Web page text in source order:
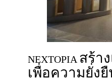
NEXTOPIA สร้า
เพื่อความยั่ง